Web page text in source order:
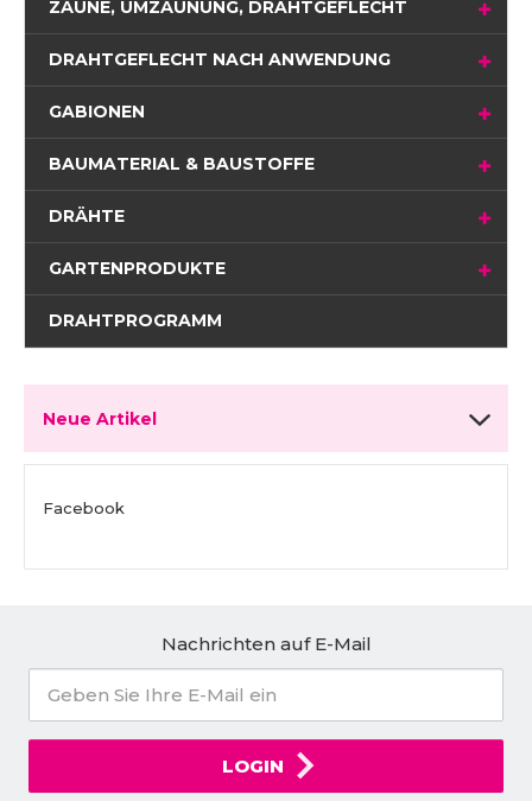
ZÄUNE, UMZÄUNUNG, DRAHTGEFLECHT
DRAHTGEFLECHT NACH ANWENDUNG
GABIONEN
BAUMATERIAL & BAUSTOFFE
DRÄHTE
GARTENPRODUKTE
DRAHTPROGRAMM
Neue Artikel
Facebook
Nachrichten auf E-Mail
LOGIN